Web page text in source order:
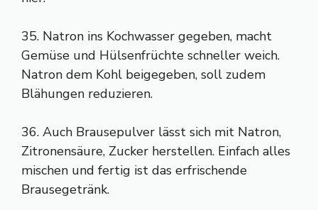
35. Natron ins Kochwasser gegeben, macht
Gemüse und Hülsenfrüchte schneller weich.
Natron dem Kohl beigegeben, soll zudem
Blähungen reduzieren.
36. Auch Brausepulver lässt sich mit Natron,
Zitronensäure, Zucker herstellen. Einfach alles
mischen und fertig ist das erfrischende
Brausegetränk.